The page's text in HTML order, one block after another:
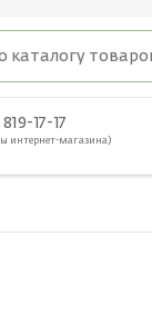
17-17
интернет-магазина)